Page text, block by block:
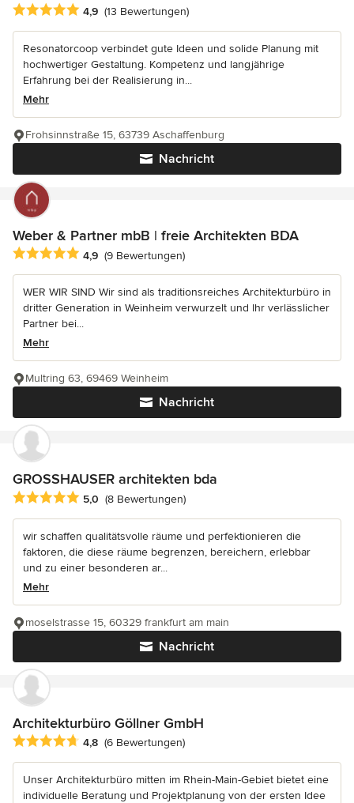
Durchschnittliche Bewertung: 4.9 von 5 Sternen
4,9 (13 Bewertungen)
Resonatorcoop verbindet gute Ideen und solide Planung mit
hochwertiger Gestaltung. Kompetenz und langjährige
Erfahrung bei der Realisierung in...
Mehr
Nachricht
Frohsinnstraße 15, 63739 Aschaffenburg
Weber & Partner mbB | freie Architekten BDA
Durchschnittliche Bewertung: 4.9 von 5 Sternen
4,9 (9 Bewertungen)
WER WIR SIND Wir sind als traditionsreiches Architekturbüro in
dritter Generation in Weinheim verwurzelt und Ihr verlässlicher
Partner bei...
Mehr
Nachricht
Multring 63, 69469 Weinheim
GROSSHAUSER architekten bda
Durchschnittliche Bewertung: 5 von 5 Sternen
5,0 (8 Bewertungen)
wir schaffen qualitätsvolle räume und perfektionieren die
faktoren, die diese räume begrenzen, bereichern, erlebbar
und zu einer besonderen ar...
Mehr
Nachricht
moselstrasse 15, 60329 frankfurt am main
Architekturbüro Göllner GmbH
Durchschnittliche Bewertung: 4.8 von 5 Sternen
4,8 (6 Bewertungen)
Unser Architekturbüro mitten im Rhein-Main-Gebiet bietet eine
individuelle Beratung und Projektplanung von der ersten Idee